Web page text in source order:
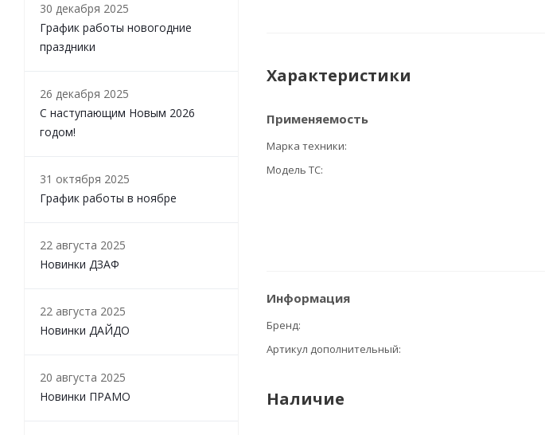
Характеристики
Применяемость
Марка техники
Модель ТС
Информация
Бренд
Артикул дополнительный
Наличие
30 декабря 2025
График работы новогодние
праздники
26 декабря 2025
С наступающим Новым 2026
годом!
31 октября 2025
График работы в ноябре
22 августа 2025
Новинки ДЗАФ
22 августа 2025
Новинки ДАЙДО
20 августа 2025
Новинки ПРАМО